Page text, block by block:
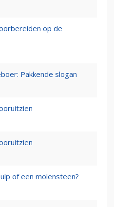
op de
Pakkende slogan
of een molensteen?